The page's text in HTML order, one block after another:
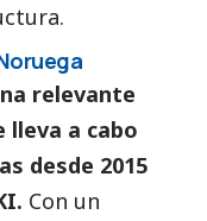
relevante
lleva a cabo
desde 2015
Con un